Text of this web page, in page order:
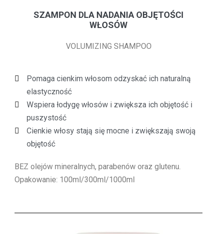
SZAMPON DLA NADANIA OBJĘTOŚCI
WŁOSÓW
VOLUMIZING SHAMPOO
Pomaga cienkim włosom odzyskać ich naturalną
elastyczność
Wspiera łodygę włosów i zwiększa ich objętość i
puszystość
Cienkie włosy stają się mocne i zwiększają swoją
objętość
BEZ olejów mineralnych, parabenów oraz glutenu.
Opakowanie: 100ml/300ml/1000ml